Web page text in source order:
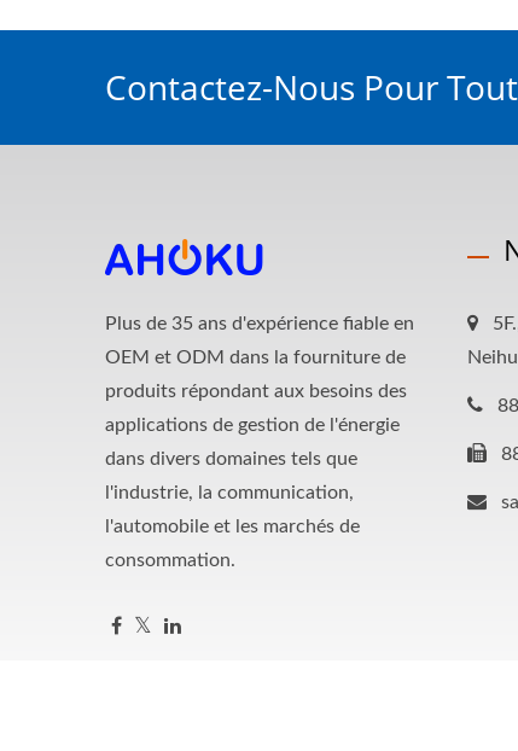
Contactez-Nous Pour
Plus de 35 ans d'expérience fiable en
OEM et ODM dans la fourniture de
produits répondant aux besoins des
applications de gestion de l'énergie
dans divers domaines tels que
l'industrie, la communication,
l'automobile et les marchés de
consommation.